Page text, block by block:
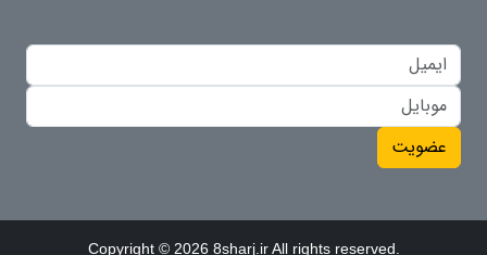
عضویت
Copyright © 2026 8sharj.ir All rights reserved.